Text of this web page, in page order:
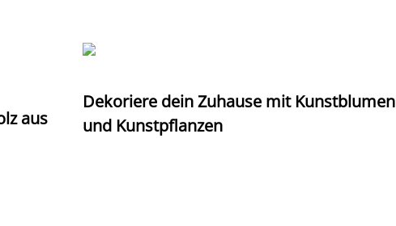
aus
Dekoriere dein Zuhause mit Kunstblumen
und Kunstpflanzen